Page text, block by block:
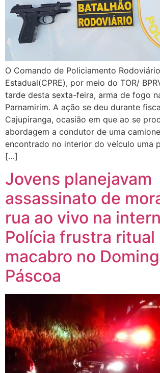
O Comando de Policiamento Rodoviário
Estadual(CPRE), por meio do TOR/
tarde desta sexta-feira, arma de fogo
Parnamirim. A ação se deu durante
Cajupiranga, ocasião em que ao se
abordagem a condutor de uma
encontrado no interior do veículo uma
[…]
Jovens planejavam
assassinato de
rua ao vivo na
Polícia frustra ritual
macabro no
Páscoa